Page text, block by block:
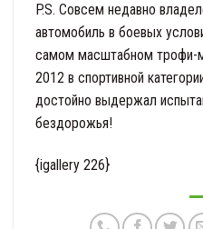
P.S. Совсем недавно
автомобиль в боевых
самом масштабном трофи-
2012 в спортивной
достойно выдержал
бездорожья!
{igallery 226}